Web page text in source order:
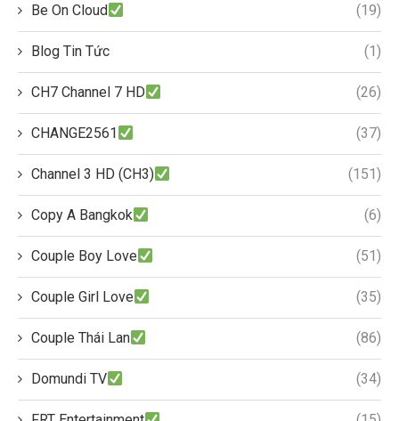
Be On Cloud (19)
Blog Tin Tức (1)
CH7 Channel 7 HD (26)
CHANGE2561 (37)
Channel 3 HD (CH3) (151)
Copy A Bangkok (6)
Couple Boy Love (51)
Couple Girl Love (35)
Couple Thái Lan (86)
Domundi TV (34)